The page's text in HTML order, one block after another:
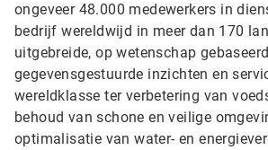
ongeveer 48.000 medewerkers in
bedrijf wereldwijd in meer dan 170
uitgebreide, op wetenschap
gegevensgestuurde inzichten en
wereldklasse ter verbetering van
behoud van schone en veilige
optimalisatie van water- en